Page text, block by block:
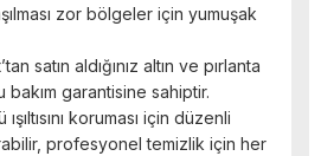
zor bölgeler için yumuşak
satın aldığınız altın ve pırlanta
garantisine sahiptir.
koruması için düzenli
profesyonel temizlik için her